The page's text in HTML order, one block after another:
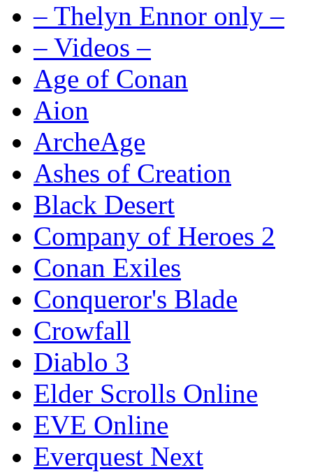
– Thelyn Ennor only –
– Videos –
Age of Conan
Aion
ArcheAge
Ashes of Creation
Black Desert
Company of Heroes 2
Conan Exiles
Conqueror's Blade
Crowfall
Diablo 3
Elder Scrolls Online
EVE Online
Everquest Next